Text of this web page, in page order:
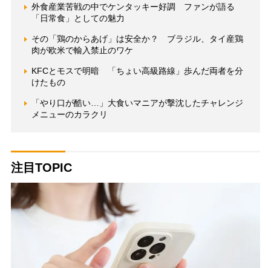
外食産業苦戦の中でケンタッキー好調 ファンが語る
「日常食」としての魅力
その「鶏のからあげ」は安全か？ ブラジル、タイ産鶏
肉が欧米で輸入禁止のワケ
KFCとモスで明暗 「ちょい高級路線」歩んだ両者を分
けたもの
「やり口が酷い…」大食いマニアが撃沈したチャレンジ
メニューのカラクリ
注目TOPIC